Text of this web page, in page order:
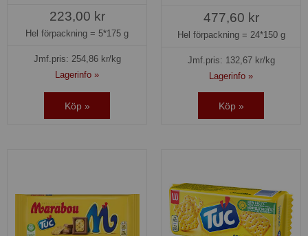
223,00 kr
Hel förpackning = 5*175 g
Jmf.pris: 254,86kr/kg
Lagerinfo »
Köp »
477,60 kr
Hel förpackning = 24*150 g
Jmf.pris: 132,67kr/kg
Lagerinfo »
Köp »